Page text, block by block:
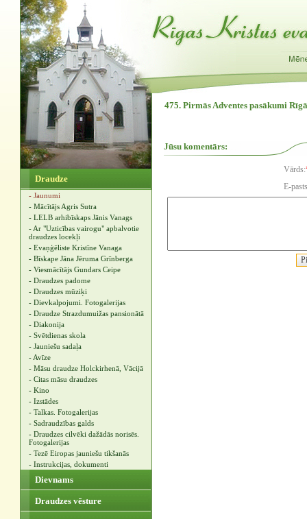
Draudze
- Jaunumi
- Mācītājs Agris Sutra
- LELB arhibīskaps Jānis Vanags
- Ar "Uzticības vairogu" apbalvotie
draudzes locekļi
- Evaņģēliste Kristīne Vanaga
- Bīskape Jāna Jēruma Grīnberga
- Viesmācītājs Gundars Ceipe
- Draudzes padome
- Draudzes mūziķi
- Dievkalpojumi. Fotogalerijas
- Draudze Strazdumuižas pansionātā
- Diakonija
- Svētdienas skola
- Jauniešu sadaļa
- Avīze
- Māsu draudze Holckirhenā, Vācijā
- Citas māsu draudzes
- Kino
- Izstādes
- Talkas. Fotogalerijas
- Sadraudzības galds
- Draudzes cilvēki dažādās norisēs.
Fotogalerijas
- Tezē Eiropas jauniešu tikšanās
- Instrukcijas, dokumenti
Dievnams
Draudzes vēsture
475. Pirmās Adventes pasākumi Rīgā
Jūsu komentārs:
Vārds:
E-